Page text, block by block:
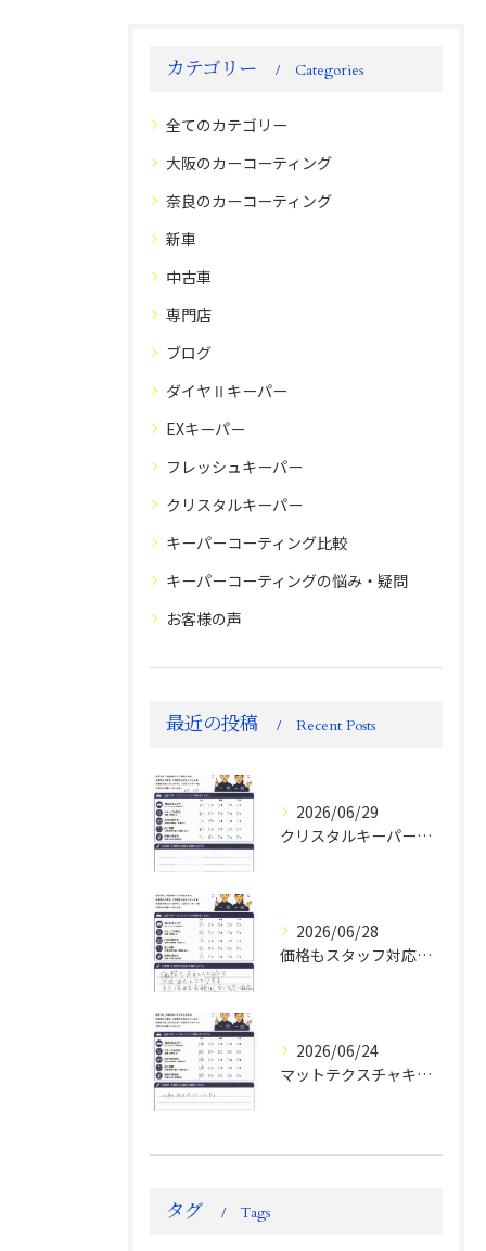
カテゴリー Categories
全てのカテゴリー
大阪のカーコーティング
奈良のカーコーティング
新車
中古車
専門店
ブログ
ダイヤⅡキーパー
EXキーパー
フレッシュキーパー
クリスタルキーパー
キーパーコーティング比較
キーパーコーティングの悩み・疑問
お客様の声
最近の投稿 Recent Posts
2026/06/29
クリスタルキーパー評判
2026/06/28
価格もスタッフ対応も大変満足！ランドクルーザーFJお客様の声
2026/06/24
マットテクスチャキーパー施工後のお客様の声
タグ Tags